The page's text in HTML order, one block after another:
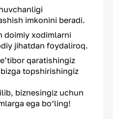
imkonini beradi.
doimiy xodimlarni
jihatdan foydaliroq.
qaratishingiz
topshirishingiz
biznesingiz uchun
ega bo‘ling!